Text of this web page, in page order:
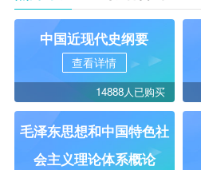
中国近现代史纲要
查看详情
14888人已购买
毛泽东思想和中国特色社
会主义理论体系概论